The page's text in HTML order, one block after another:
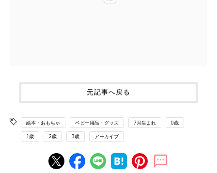
元記事へ戻る
絵本・おもちゃ ベビー用品・グッズ 7月生まれ 0歳
1歳 2歳 3歳 アーカイブ